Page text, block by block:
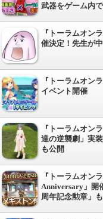
武器をゲーム内
『トーラムオン
催決定！先生が
『トーラムオン
イベント開催
『トーラムオン
達の逆襲劇」実
も公開
『トーラムオン
Anniversary」開
周年記念勲章」